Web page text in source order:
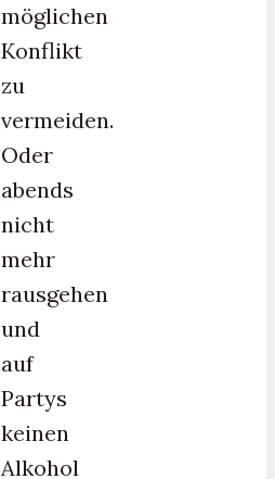
möglichen
Konflikt
zu
vermeiden.
Oder
abends
nicht
mehr
rausgehen
und
auf
Partys
keinen
Alkohol